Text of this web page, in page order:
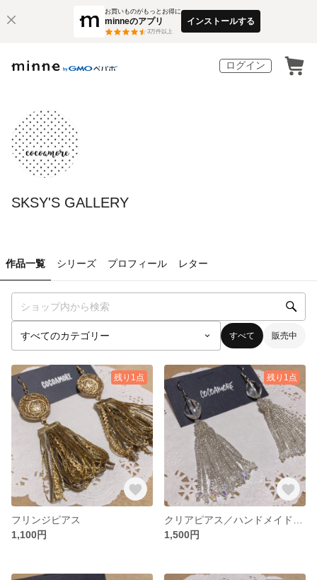
お買いものがもっとお得に
minneのアプリ
3万件以上
インストールする
ログイン
SKSY'S GALLERY
作品一覧 シリーズ プロフィール レター
すべて 販売中
残り1点
フリンジピアス
1,100円
残り1点
1,500円